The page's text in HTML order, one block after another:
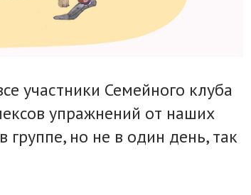
участники Семейного клуба
упражнений от наших
группе, но не в один день, так